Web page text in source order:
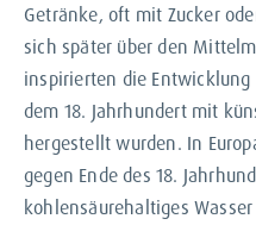
Getränke, oft mit Zucker
sich später über den
inspirierten die
dem 18. Jahrhundert mit
hergestellt wurden. In
gegen Ende des 18.
kohlensäurehaltiges